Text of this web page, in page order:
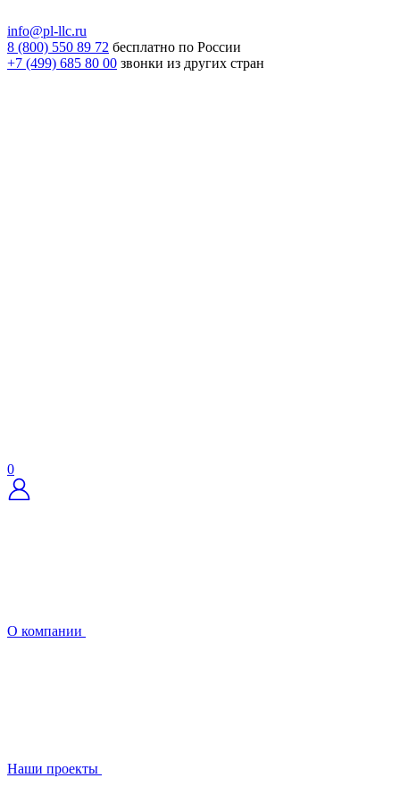
info@pl-llc.ru
8 (800) 550 89 72 бесплатно по России
+7 (499) 685 80 00 звонки из других стран
0
О компании
Наши проекты